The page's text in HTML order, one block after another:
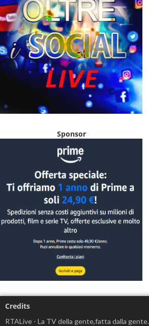
Sponsor
Credits
RTALive - La TV della gente,fatta dalla gente.